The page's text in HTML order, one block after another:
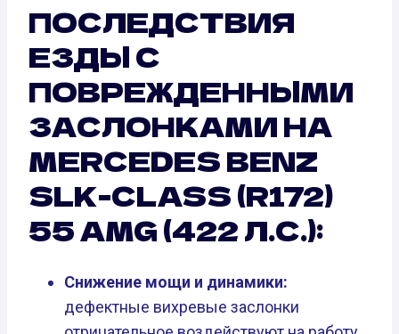
ПОСЛЕДСТВИЯ
ЕЗДЫ С
ПОВРЕЖДЕННЫМИ
ЗАСЛОНКАМИ НА
MERCEDES BENZ
SLK-CLASS (R172)
55 AMG (422 Л.С.):
Снижение мощи и динамики:
дефектные вихревые заслонки